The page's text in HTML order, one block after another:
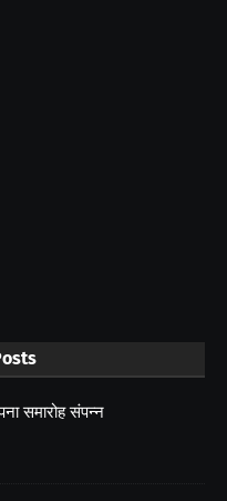
समारोह संपन्न